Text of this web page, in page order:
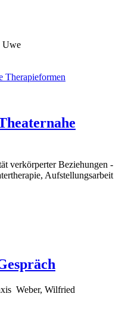
Uwe
verkörperter Beziehungen -
Aufstellungsarbeit
Weber, Wilfried